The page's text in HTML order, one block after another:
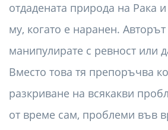
отдадената природа на Рака
му, когато е наранен.
манипулирате с ревност или
Вместо това тя препоръчва
разкриване на всякакви
от време сам, проблеми във